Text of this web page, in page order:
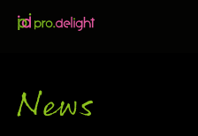
News